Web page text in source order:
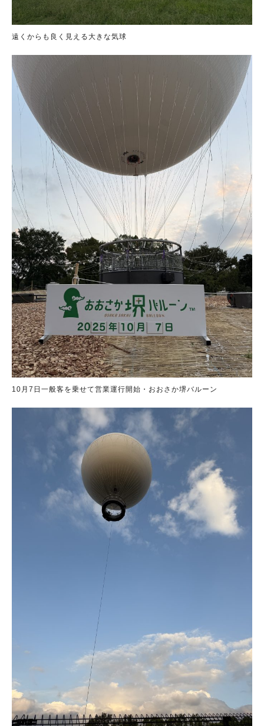
遠くからも良く見える大きな気球
10月7日一般客を乗せて営業運行開始・おおさか堺バルーン